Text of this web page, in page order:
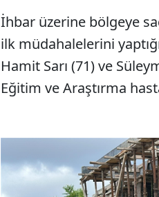
İhbar üzerine bölgeye
ilk müdahalelerini
Hamit Sarı (71) ve
Eğitim ve Araştırma